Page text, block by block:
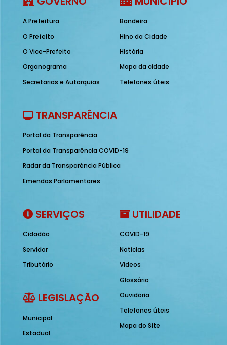
A Prefeitura
O Prefeito
O Vice-Prefeito
Organograma
Secretarias e Autarquias
Bandeira
Hino da Cidade
História
Mapa da cidade
Telefones úteis
TRANSPARÊNCIA
Portal da Transparência
Portal da Transparência COVID-19
Radar da Transparência Pública
Emendas Parlamentares
SERVIÇOS
Cidadão
Servidor
Tributário
LEGISLAÇÃO
Municipal
Estadual
UTILIDADE
COVID-19
Notícias
Vídeos
Glossário
Ouvidoria
Telefones úteis
Mapa do Site